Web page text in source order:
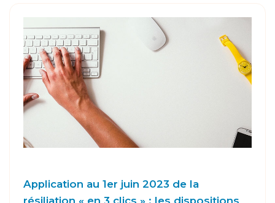
Application au 1er juin 2023 de la